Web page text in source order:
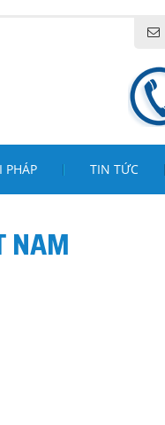
VÀ DỊCH VỤ TĂNG MINH
PHÁP TIN TỨC
NAM